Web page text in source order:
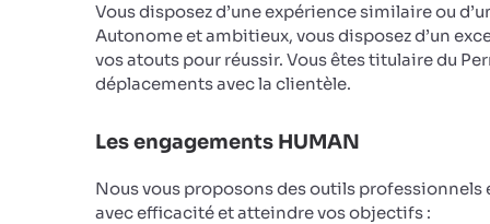
Vous disposez d’une expérience similaire ou
Autonome et ambitieux, vous disposez d’un
vos atouts pour réussir. Vous êtes titulaire du
déplacements avec la clientèle.
Les engagements HUMAN
Nous vous proposons des outils
avec efficacité et atteindre vos objectifs :